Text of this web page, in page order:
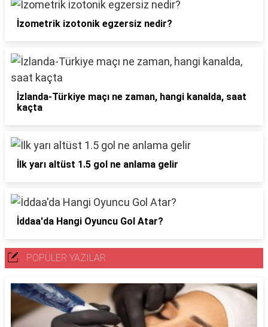
İzometrik izotonik egzersiz nedir?
İzlanda-Türkiye maçı ne zaman, hangi kanalda, saat
kaçta
İlk yarı altüst 1.5 gol ne anlama gelir
İddaa'da Hangi Oyuncu Gol Atar?
POPÜLER YAZILAR